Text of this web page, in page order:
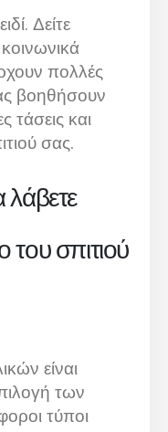
Δείτε
πολλές
βοηθήσουν
τάσεις και
σας.
σπιτιού
είναι
των
τύποι